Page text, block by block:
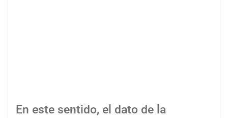
En este sentido, el dato de la